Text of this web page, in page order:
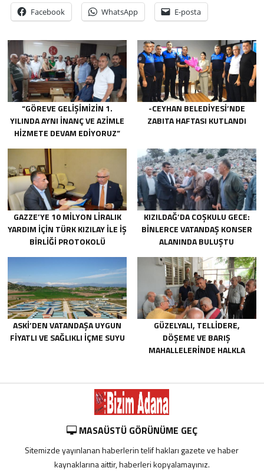
Facebook WhatsApp E-posta
“GÖREVE GELIŞIMIZIN 1.
YILINDA AYNI INANÇ VE AZIMLE
HIZMETE DEVAM EDIYORUZ”
-CEYHAN BELEDIYESI’NDE
ZABITA HAFTASI KUTLANDI
GAZZE’YE 10 MILYON LIRALIK
YARDIM IÇIN TÜRK KIZILAY ILE IŞ
BIRLIĞI PROTOKOLÜ
KIZILDAĞ’DA COŞKULU GECE:
BINLERCE VATANDAŞ KONSER
ALANINDA BULUŞTU
ASKİ’DEN VATANDAŞA UYGUN
FIYATLI VE SAĞLIKLI IÇME SUYU
GÜZELYALI, TELLIDERE,
DÖŞEME VE BARIŞ
MAHALLELERINDE HALKLA
MASAÜSTÜ GÖRÜNÜME GEÇ
Sitemizde yayınlanan haberlerin telif hakları gazete ve haber
kaynaklarına aittir, haberleri kopyalamayınız.